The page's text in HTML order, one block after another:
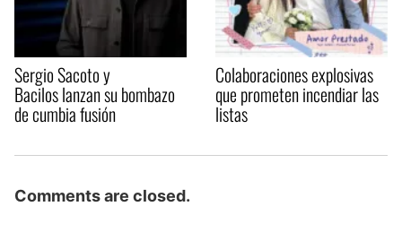
Sergio Sacoto y
Bacilos lanzan su bombazo
de cumbia fusión
Colaboraciones explosivas
que prometen incendiar las
listas
Comments are closed.